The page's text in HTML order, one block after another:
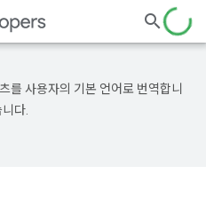
를 사용자의 기본 언어로 번역합니
다.